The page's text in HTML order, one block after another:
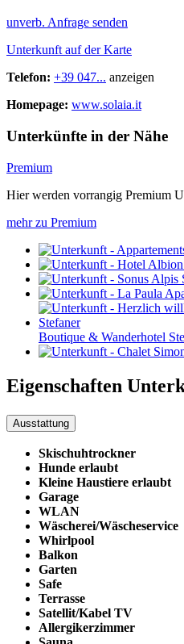
unverb. Anfrage senden
Unterkunft auf der Karte
Telefon: +39 047... anzeigen
Homepage: www.solaia.it
Unterkünfte in der Nähe
Premium
Hier werden vorrangig Premium
mehr zu Premium
Boutique & Wanderhotel
Eigenschaften
Ausstattung
Skischuhtrockner
Hunde erlaubt
Kleine Haustiere erlaubt
Garage
WLAN
Wäscherei/Wäscheservice
Whirlpool
Balkon
Garten
Safe
Terrasse
Satellit/Kabel TV
Allergikerzimmer